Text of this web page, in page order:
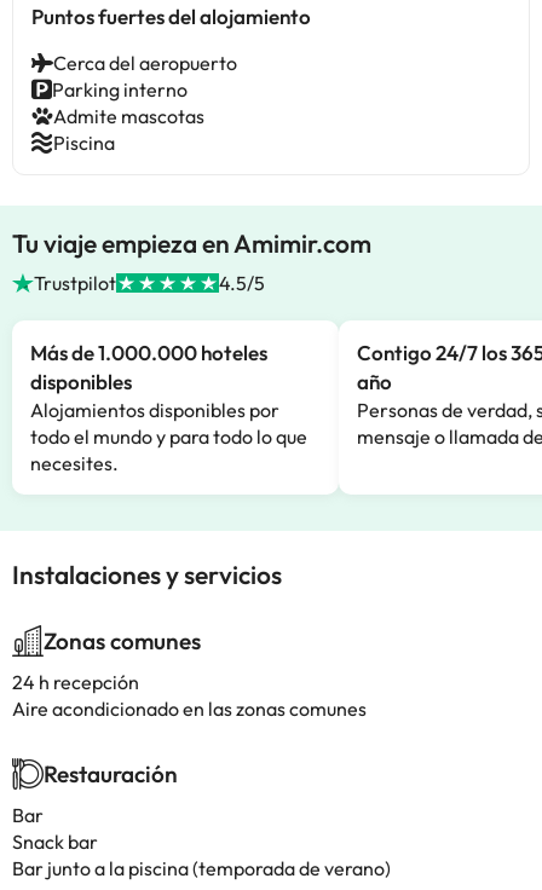
Puntos fuertes del alojamiento
Cerca del aeropuerto
Parking interno
Admite mascotas
Piscina
Tu viaje empieza en Amimir.com
Trustpilot 4.5/5
Más de 1.000.000 hoteles
disponibles
Alojamientos disponibles por
todo el mundo y para todo lo que
necesites.
Contigo 24/7 los
año
Personas de verdad,
mensaje o llamada
Instalaciones y servicios
Zonas comunes
24 h recepción
Aire acondicionado en las zonas comunes
Restauración
Bar
Snack bar
Bar junto a la piscina (temporada de verano)